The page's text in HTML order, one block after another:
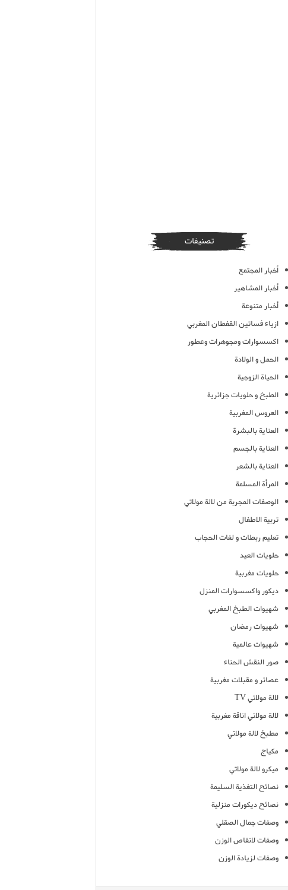
تصنيفات
أخبار المجتمع
أخبار المشاهير
أخبار متنوعة
ازياء فساتين القفطان المغربي
اكسسوارات ومجوهرات وعطور
الحمل و الولادة
الحياة الزوجية
الطبخ و حلويات جزائرية
العروس المغربية
العناية بالبشرة
العناية بالجسم
العناية بالشعر
المرأة المسلمة
الوصفات المجربة من لالة مولاتي
تربية الاطفال
تعليم ربطات و لفات الحجاب
حلويات العيد
حلويات مغربية
ديكور واكسسوارات المنزل
شهيوات الطبخ المغربي
شهيوات رمضان
شهيوات عالمية
صور النقش الحناء
عصائر و مقبلات مغربية
لالة مولاتي TV
لالة مولاتي اناقة مغربية
مطبخ لالة مولاتي
مكياج
ميكرو لالة مولاتي
نصائح التغذية السليمة
نصائح ديكورات منزلية
وصفات جمال الصقلي
وصفات لانقاص الوزن
وصفات لزيادة الوزن